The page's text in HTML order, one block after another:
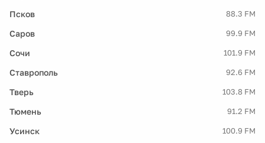
Псков 88.3 FM
Саров 99.9 FM
Сочи 101.9 FM
Ставрополь 92.6 FM
Тверь 103.8 FM
Тюмень 91.2 FM
Усинск 100.9 FM